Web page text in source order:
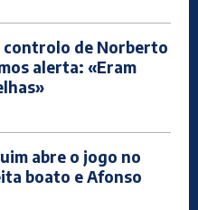
controlo de Norberto
alerta: «Eram
abre o jogo no
boato e Afonso